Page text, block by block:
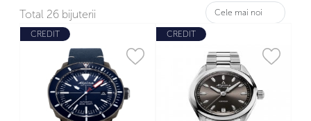
Total 26 bijuterii
CREDIT CREDIT